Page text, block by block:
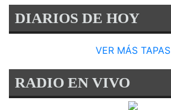
DIARIOS DE HOY
VER MÁS TAPAS
RADIO EN VIVO